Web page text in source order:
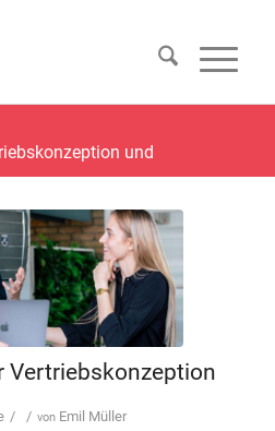
und
Vertriebskonzeption
/ / von Emil Müller